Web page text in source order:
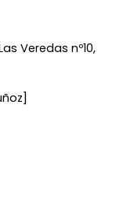
Veredas nº10,